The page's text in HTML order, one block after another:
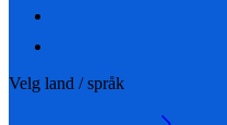
Velg land / språk